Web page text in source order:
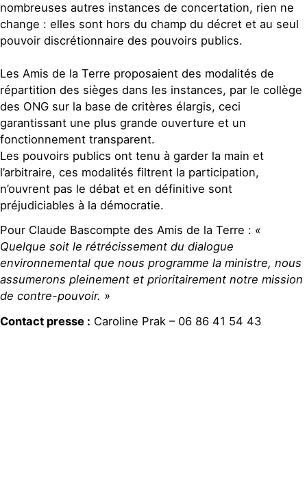
nombreuses autres instances de concertation, rien ne
change : elles sont hors du champ du décret et au seul
pouvoir discrétionnaire des pouvoirs publics.
Les Amis de la Terre proposaient des modalités de
répartition des sièges dans les instances, par le collège
des ONG sur la base de critères élargis, ceci
garantissant une plus grande ouverture et un
fonctionnement transparent.
Les pouvoirs publics ont tenu à garder la main et
l’arbitraire, ces modalités filtrent la participation,
n’ouvrent pas le débat et en définitive sont
préjudiciables à la démocratie.
Pour Claude Bascompte des Amis de la Terre : «
Quelque soit le rétrécissement du dialogue
environnemental que nous programme la ministre, nous
assumerons pleinement et prioritairement notre mission
de contre-pouvoir. »
Contact presse : Caroline Prak – 06 86 41 54 43